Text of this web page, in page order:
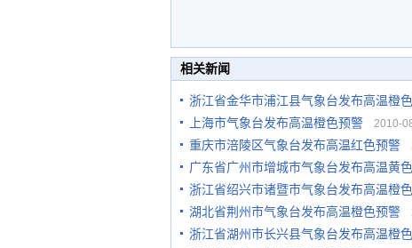
相关新闻
浙江省金华市浦江县气象台发布高温橙
上海市气象台发布高温橙色预警 2010-
重庆市涪陵区气象台发布高温红色预警
广东省广州市增城市气象台发布高温黄
浙江省绍兴市诸暨市气象台发布高温橙
湖北省荆州市气象台发布高温橙色预警
浙江省湖州市长兴县气象台发布高温橙